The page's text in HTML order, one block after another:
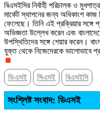
বিএসইসির নির্বাহী পরিচালক ও
মার্কেট স্থাপনের জন্য অধিকাংশ
ফেলেছে। তিনি এই প্রক্রিয়ার সঙ্গে
অভিজ্ঞতা উল্লেখ করেন এবং
উপস্থিতিদের সঙ্গে শেয়ার করেন।
যুক্ত থেকে নিজেদেরকে ভালোভাবে
ডিএসই সিএসই বিএসইসি
সংশ্লিষ্ট সংবাদ: ডিএসই